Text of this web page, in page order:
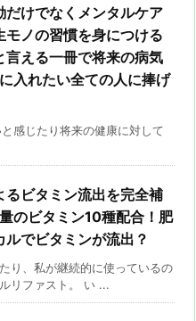
だけでなくメンタルケア
モノの習慣を身につける
言える一冊で将来の病気
入れたい全ての人に捧げ
感じたり将来の健康に対して
るビタミン流出を完全補
のビタミン10種配合！肥
でビタミンが流出？
り、私が継続的に使っているの
リファスト。 い ...